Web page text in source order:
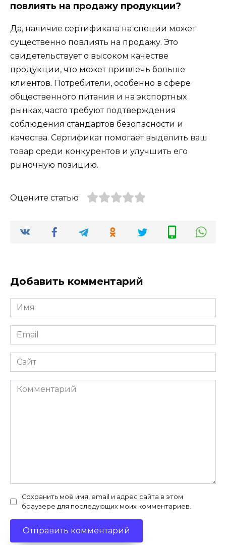
повлиять на продажу продукции?
Да, наличие сертификата на специи может
существенно повлиять на продажу. Это
свидетельствует о высоком качестве
продукции, что может привлечь больше
клиентов. Потребители, особенно в сфере
общественного питания и на экспортных
рынках, часто требуют подтверждения
соблюдения стандартов безопасности и
качества. Сертификат помогает выделить ваш
товар среди конкурентов и улучшить его
рыночную позицию.
Оцените статью
Добавить комментарий
Имя
*
Email
*
Сайт
Комментарий
Сохранить моё имя, email и адрес сайта в этом
браузере для последующих моих комментариев.